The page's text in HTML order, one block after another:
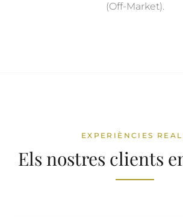
(Off-Market).
EXPERIÈNCIES
Els nostres clients